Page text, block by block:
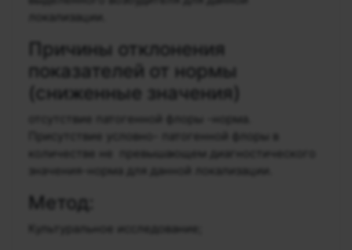
Причины отклонения
показателей от нормы
(сниженные значения)
количестве не превышающем диагностического
значения-норма для данной локализации.
Метод:
Культуральное исследование;